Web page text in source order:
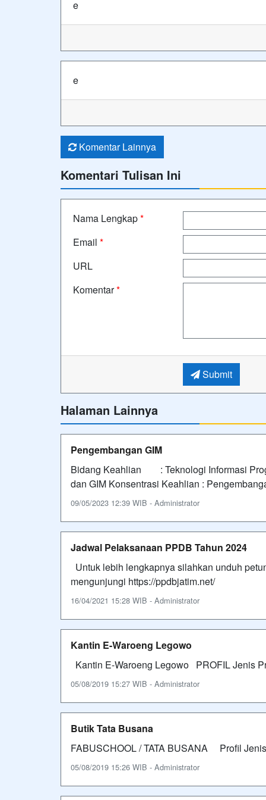
e
e
Komentar Lainnya
Komentari Tulisan Ini
Nama Lengkap*
Email *
URL
Komentar*
Submit
Halaman Lainnya
Pengembangan GIM
Bidang Keahlian : Teknologi Informasi
dan GIM Konsentrasi Keahlian :
09/05/2023 12:39 WIB - Administrator
Jadwal Pelaksanaan PPDB Tahun 2024
Untuk lebih lengkapnya silahkan unduh
mengunjungi https://ppdbjatim.net/
16/04/2021 15:28 WIB - Administrator
Kantin E-Waroeng Legowo
Kantin E-Waroeng Legowo PROFIL
05/08/2019 15:27 WIB - Administrator
Butik Tata Busana
FABUSCHOOL / TATA BUSANA Profil
05/08/2019 15:26 WIB - Administrator